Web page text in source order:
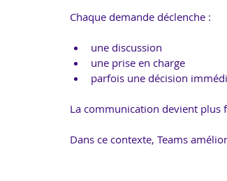
Chaque demande déclenche :
une discussion
une prise en charge
parfois une décision
La communication devient plus
Dans ce contexte, Teams